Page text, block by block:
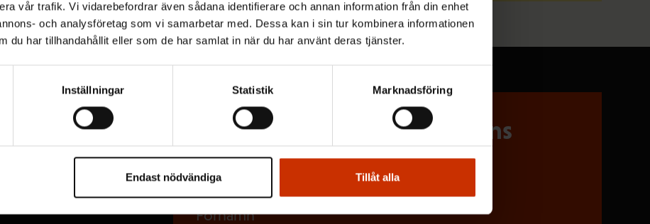
vår trafik. Vi vidarebefordrar även sådana identifierare och annan information från din enhet
och analysföretag som vi samarbetar med. Dessa kan i sin tur kombinera informationen
du har tillhandahållit eller som de har samlat in när du har använt deras tjänster.
Inställningar Statistik Marknadsföring
Endast nödvändiga Tillåt alla
Prenumerera på Löntagarens
nyhetsbrev
Förnamn (Obligatoriskt)